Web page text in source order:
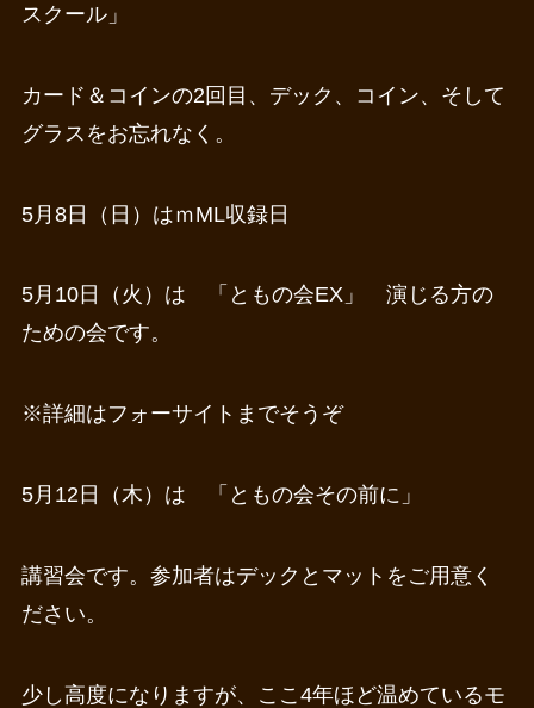
スクール」
カード＆コインの2回目、デック、コイン、そして
グラスをお忘れなく。
5月8日（日）はｍML収録日
5月10日（火）は 「ともの会EX」 演じる方の
ための会です。
※詳細はフォーサイトまでそうぞ
5月12日（木）は 「ともの会その前に」
講習会です。参加者はデックとマットをご用意く
ださい。
少し高度になりますが、ここ4年ほど温めているモ